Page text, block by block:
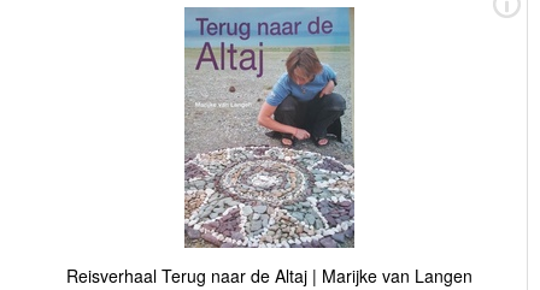
Reisverhaal Terug naar de Altaj | Marijke van Langen